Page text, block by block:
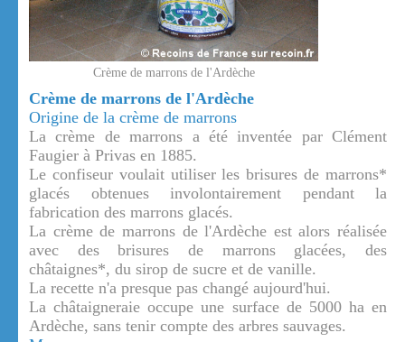
Crème de marrons de l'Ardèche
Crème de marrons de l'Ardèche
Origine de la crème de marrons
La crème de marrons a été inventée par Clément
Faugier à Privas en 1885.
Le confiseur voulait utiliser les brisures de marrons*
glacés obtenues involontairement pendant la
fabrication des marrons glacés.
La crème de marrons de l'Ardèche est alors réalisée
avec des brisures de marrons glacées, des
châtaignes*, du sirop de sucre et de vanille.
La recette n'a presque pas changé aujourd'hui.
La châtaigneraie occupe une surface de 5000 ha en
Ardèche, sans tenir compte des arbres sauvages.